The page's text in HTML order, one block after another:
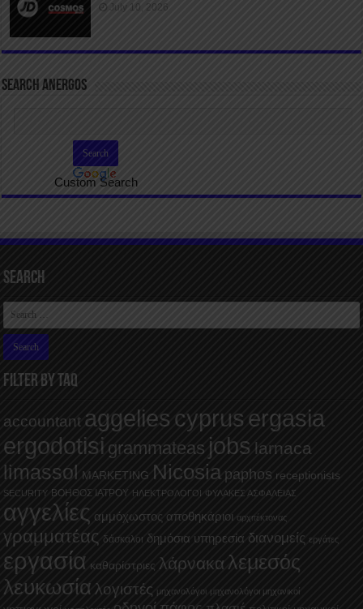
July 10, 2026
SEARCH ANERGOS
Custom Search
Search
FILTER BY TAQ
accountant aggelies cyprus ergasia
ergodotisi grammateas jobs larnaca
limassol MARKETING Nicosia paphos receptionists
SECURITY ΒΟΗΘΟΣ ΙΑΤΡΟΥ ΗΛΕΚΤΡΟΛΟΓΟΙ ΦΥΛΑΚΕΣ ΑΣΦΑΛΕΙΑΣ
αγγελίες αμμόχωστος αποθηκάριοι αρχιτέκτονας
γραμματέας δάσκαλοι δημόσια υπηρεσία διανομείς εργάτες
εργασία καθαρίστριες λάρνακα λεμεσός
λευκωσία λογιστές μηχανολόγοι μηχανολόγοι μηχανικοί